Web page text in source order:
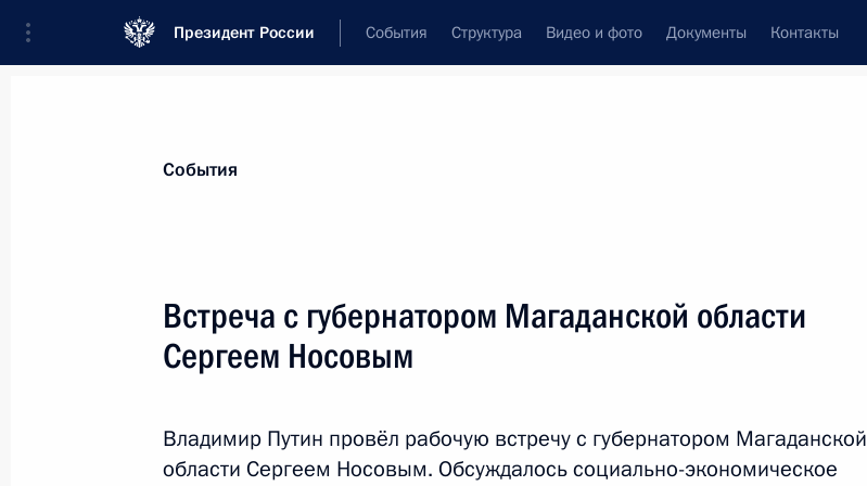
Президент России События Структура Видео и фото Документы Контакты
События
Встреча с губернатором Магаданской области
Сергеем Носовым
Владимир Путин провёл рабочую встречу с губернатором Магаданской
области Сергеем Носовым. Обсуждалось социально-экономическое